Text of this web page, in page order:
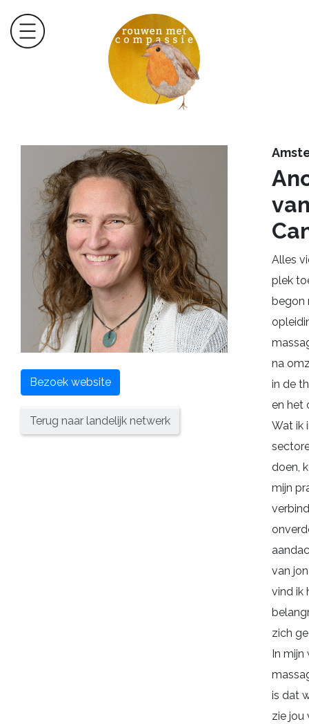
Bezoek website
Terug naar landelijk netwerk
Alles
plek
begon
na
in de
en het
Wat ik
doen,
mijn
van
vind ik
zich
In mijn
is dat
zie jou